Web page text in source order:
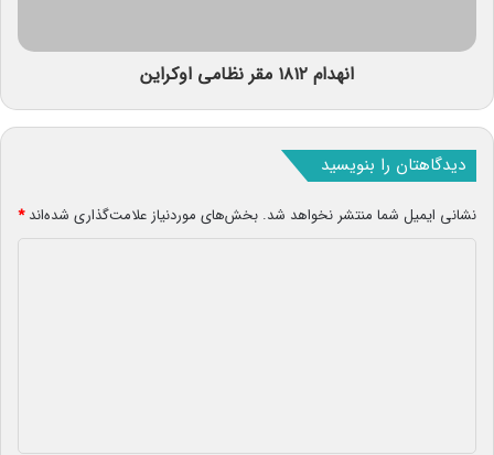
انهدام ۱۸۱۲ مقر نظامی اوکراین
دیدگاهتان را بنویسید
نشانی ایمیل شما منتشر نخواهد شد. بخش‌های موردنیاز علامت‌گذاری شده‌اند*